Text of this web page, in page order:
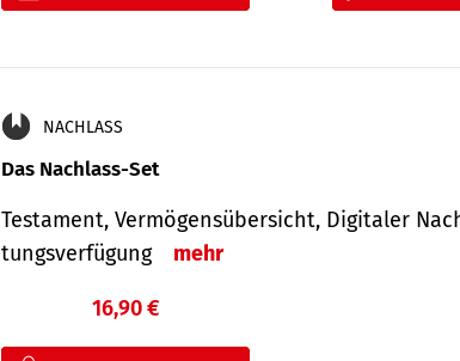
NACHLASS
Das Nachlass-Set
Testament, Vermögens­übersicht, Digitaler
tungs­ver­fügung
mehr
16,90 €